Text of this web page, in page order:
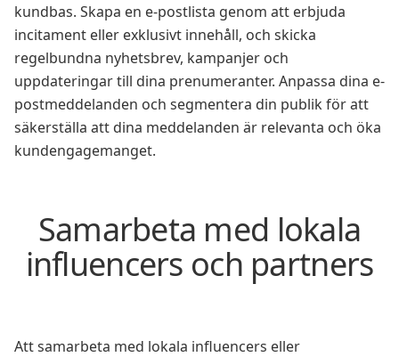
kundbas. Skapa en e-postlista genom att erbjuda
incitament eller exklusivt innehåll, och skicka
regelbundna nyhetsbrev, kampanjer och
uppdateringar till dina prenumeranter. Anpassa dina e-
postmeddelanden och segmentera din publik för att
säkerställa att dina meddelanden är relevanta och öka
kundengagemanget.
Samarbeta med lokala
influencers och partners
Att samarbeta med lokala influencers eller